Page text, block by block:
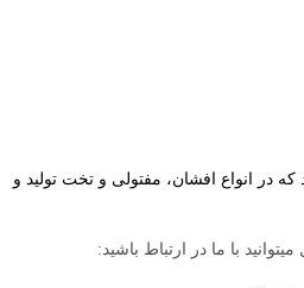
در انواع افشان، مفتولی و تخت تولید و
با ما در ارتباط باشید: